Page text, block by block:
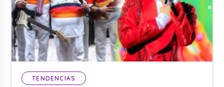
TENDENCIAS